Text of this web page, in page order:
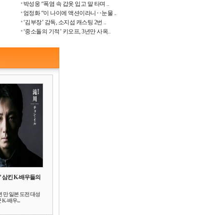
박성웅 “폭염 속 갑옷 입고 말 타며 ..
엄정화 “이 나이에 액션이라니‥눈물 ..
‘김부장’ 감독, 소지섭 캐스팅 2번 ..
‘중소돌의 기적’ 키오프, 3년만 사옥..
삼킨 K-배우들의
만 일본 도전 대성
K-배우...